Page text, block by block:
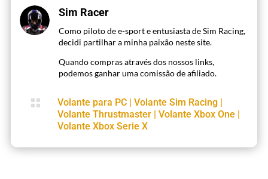
Sim Racer
Como piloto de e-sport e entusiasta de Sim Racing,
decidi partilhar a minha paixão neste site.
Quando compras através dos nossos links,
podemos ganhar uma comissão de afiliado.
 Volante para PC | Volante Sim Racing |
Volante Thrustmaster | Volante Xbox One |
Volante Xbox Serie X